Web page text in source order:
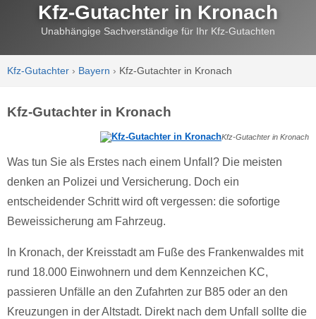
Kfz-Gutachter in Kronach
Unabhängige Sachverständige für Ihr Kfz-Gutachten
Kfz-Gutachter › Bayern › Kfz-Gutachter in Kronach
Kfz-Gutachter in Kronach
Kfz-Gutachter in Kronach
Was tun Sie als Erstes nach einem Unfall? Die meisten
denken an Polizei und Versicherung. Doch ein
entscheidender Schritt wird oft vergessen: die sofortige
Beweissicherung am Fahrzeug.
In Kronach, der Kreisstadt am Fuße des Frankenwaldes mit
rund 18.000 Einwohnern und dem Kennzeichen KC,
passieren Unfälle an den Zufahrten zur B85 oder an den
Kreuzungen in der Altstadt. Direkt nach dem Unfall sollte die